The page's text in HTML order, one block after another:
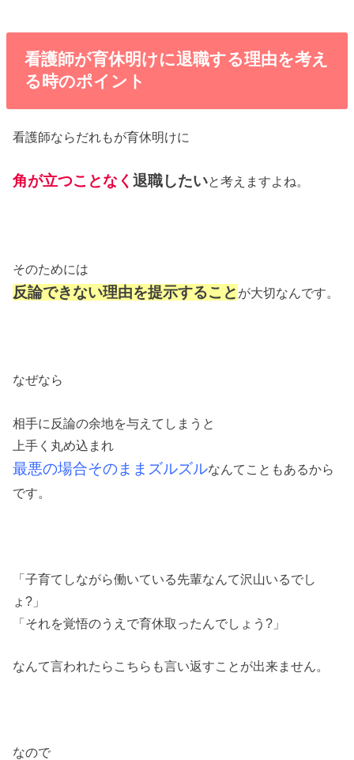
看護師が育休明けに退職する理由を考え
る時のポイント
看護師ならだれもが育休明けに
角が立つことなく退職したいと考えますよね。
そのためには
反論できない理由を提示すること が大切なんです。
なぜなら
相手に反論の余地を与えてしまうと
上手く丸め込まれ
最悪の場合そのままズルズルなんてこともあるから
です。
「子育てしながら働いている先輩なんて沢山いるでし
ょ?」
「それを覚悟のうえで育休取ったんでしょう?」
なんて言われたらこちらも言い返すことが出来ません。
なので